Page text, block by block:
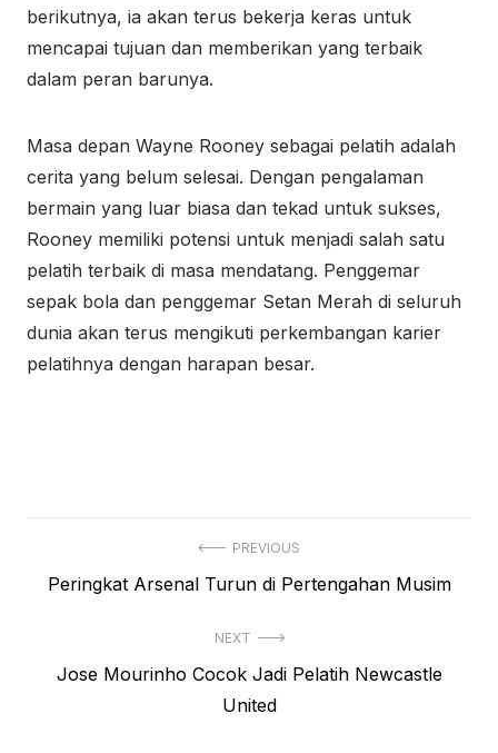
berikutnya, ia akan terus bekerja keras untuk
mencapai tujuan dan memberikan yang terbaik
dalam peran barunya.
Masa depan Wayne Rooney sebagai pelatih adalah
cerita yang belum selesai. Dengan pengalaman
bermain yang luar biasa dan tekad untuk sukses,
Rooney memiliki potensi untuk menjadi salah satu
pelatih terbaik di masa mendatang. Penggemar
sepak bola dan penggemar Setan Merah di seluruh
dunia akan terus mengikuti perkembangan karier
pelatihnya dengan harapan besar.
pos
PREVIOUS
Previous
Peringkat Arsenal Turun di Pertengahan Musim
NEXT
Next
Jose Mourinho Cocok Jadi Pelatih Newcastle
United